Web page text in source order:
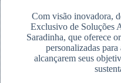
Com visão inovadora,
Exclusivo de Soluções
Saradinha, que oferece
personalizadas
alcançarem seus